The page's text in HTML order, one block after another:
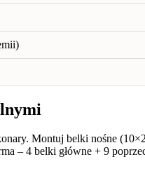
Montuj belki nośne
– 4 belki główne + 9